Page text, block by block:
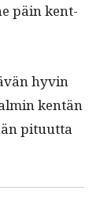
päin kent­
hyvin
ken­tän
pitu­ut­ta